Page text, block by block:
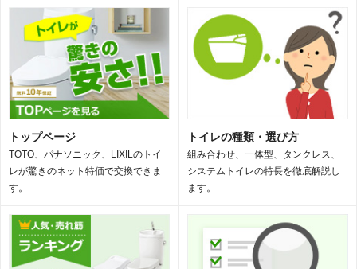
トップページ
TOTO、パナソニック、LIXILのトイ
レが驚きのネット特価で交換できま
す。
トイレの種類・選び方
組み合わせ、一体型、タンクレス、
システムトイレの特長を徹底解説し
ます。